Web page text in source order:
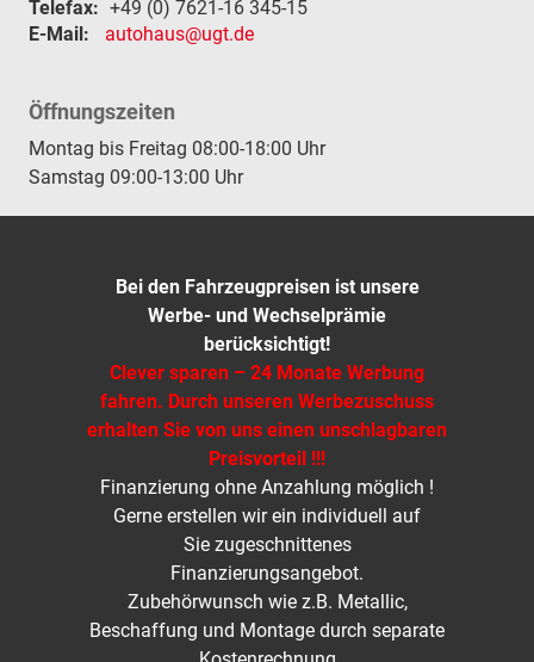
Telefax: +49 (0) 7621-16 345-15
E-Mail:
autohaus@ugt.de
Öffnungszeiten
Montag bis Freitag 08:00-18:00 Uhr
Samstag 09:00-13:00 Uhr
Bei den Fahrzeugpreisen ist unsere
Werbe- und Wechselprämie
berücksichtigt!
Clever sparen – 24 Monate Werbung
fahren. Durch unseren Werbezuschuss
erhalten Sie von uns einen unschlagbaren
Preisvorteil !!!
Finanzierung ohne Anzahlung möglich !
Gerne erstellen wir ein individuell auf
Sie zugeschnittenes
Finanzierungsangebot.
Zubehörwunsch wie z.B. Metallic,
Beschaffung und Montage durch separate